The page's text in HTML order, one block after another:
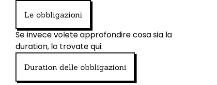
Le obbligazioni
Se invece volete approfondire cosa sia la
duration, lo trovate qui:
Duration delle obbligazioni